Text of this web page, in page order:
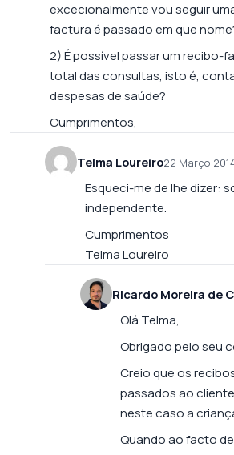
excecionalmente vou seguir
factura é passado em que
2) É possível passar um recibo-
total das consultas, isto é,
despesas de saúde?
Cumprimentos,
Telma Loureiro22 Março
Esqueci-me de lhe dizer:
independente.
Cumprimentos
Telma Loureiro
Ricardo Moreira de
Olá Telma,
Obrigado pelo seu
Creio que os
passados ao
neste caso a
Quando ao facto